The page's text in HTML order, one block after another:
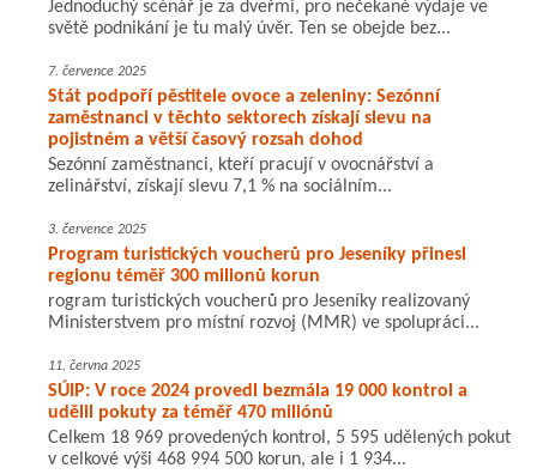
Jednoduchý scénář je za dveřmi, pro nečekané výdaje ve
světě podnikání je tu malý úvěr. Ten se obejde bez...
7. července 2025
Stát podpoří pěstitele ovoce a zeleniny: Sezónní
zaměstnanci v těchto sektorech získají slevu na
pojistném a větší časový rozsah dohod
Sezónní zaměstnanci, kteří pracují v ovocnářství a
zelinářství, získají slevu 7,1 % na sociálním...
3. července 2025
Program turistických voucherů pro Jeseníky přinesl
regionu téměř 300 milionů korun
rogram turistických voucherů pro Jeseníky realizovaný
Ministerstvem pro místní rozvoj (MMR) ve spolupráci...
11. června 2025
SÚIP: V roce 2024 provedl bezmála 19 000 kontrol a
udělil pokuty za téměř 470 miliónů
Celkem 18 969 provedených kontrol, 5 595 udělených pokut
v celkové výši 468 994 500 korun, ale i 1 934...